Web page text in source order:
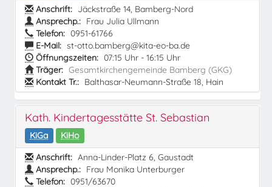
Anschrift: Jäckstraße 14, Bamberg-Nord
Ansprechp.: Frau Julia Ullmann
Telefon: 0951-61766
E-Mail: st-otto.bamberg@kita-eo-ba.de
Öffnungszeiten: 07:15 Uhr - 16:15 Uhr
Träger: Gesamtkirchengemeinde Bamberg (GKG)
Kontakt Tr.: Balthasar-Neumann-Straße 18, Hain
Kath. Kindertagesstätte St. Sebastian
KiGa
KiHo
Anschrift: Anna-Linder-Platz 6, Gaustadt
Ansprechp.: Frau Monika Unterburger
Telefon: 0951/63670